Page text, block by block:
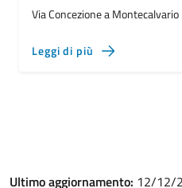
Via Concezione a
Leggi di più
Ultimo aggiornamento: 12/12/